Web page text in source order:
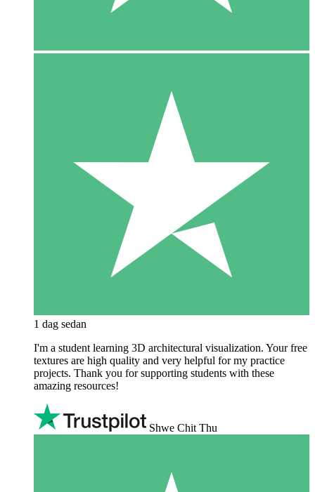
1 dag sedan
I'm a student learning 3D architectural visualization. Your free
textures are high quality and very helpful for my practice
projects. Thank you for supporting students with these
amazing resources!
Shwe Chit Thu